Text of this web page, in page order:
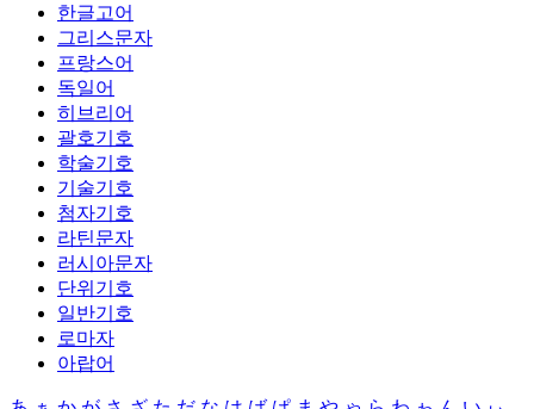
한글고어
그리스문자
프랑스어
독일어
히브리어
괄호기호
학술기호
기술기호
첨자기호
라틴문자
러시아문자
단위기호
일반기호
로마자
아랍어